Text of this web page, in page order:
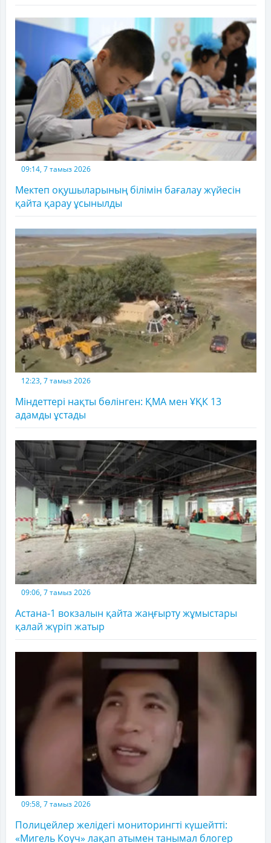
09:14, 7 тамыз 2026
Мектеп оқушыларының білімін бағалау жүйесін
қайта қарау ұсынылды
12:23, 7 тамыз 2026
Міндеттері нақты бөлінген: ҚМА мен ҰҚК 13
адамды ұстады
09:06, 7 тамыз 2026
Астана-1 вокзалын қайта жаңғырту жұмыстары
қалай жүріп жатыр
09:58, 7 тамыз 2026
Полицейлер желідегі мониторингті күшейтті:
«Мигель Коуч» лақап атымен танымал блогер